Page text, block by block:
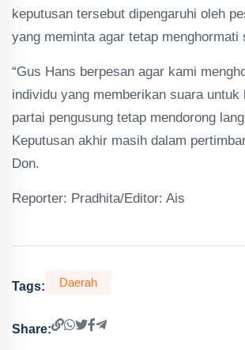
keputusan tersebut dipengaruhi oleh
yang meminta agar tetap menghormati
“Gus Hans berpesan agar kami
individu yang memberikan suara untuk
partai pengusung tetap mendorong
Keputusan akhir masih dalam
Don.
Reporter: Pradhita/Editor: Ais
Tags: Daerah
Share: